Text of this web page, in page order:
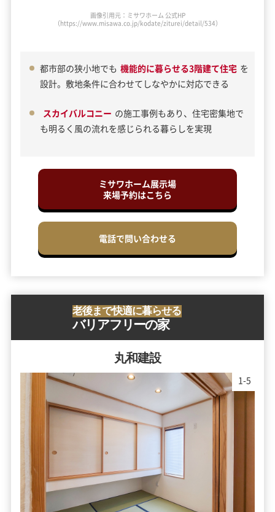
画像引用元：ミサワホーム 公式HP
（https://www.misawa.co.jp/kodate/ziturei/detail/532）
都市部の狭小地でも 機能的に暮らせる3階建て住宅 を
設計。敷地条件に合わせてしなやかに対応できる
スカイバルコニー の施工事例もあり、住宅密集地で
も明るく風の流れを感じられる暮らしを実現
ミサワホーム展示場
来場予約はこちら
電話で問い合わせる
老後まで快適に暮らせる
バリアフリーの家
丸和建設
2-5